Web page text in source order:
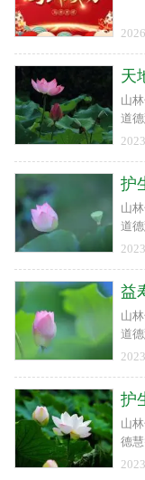
山
道
物
山
道
养
山
道
阳
山
德
蒙